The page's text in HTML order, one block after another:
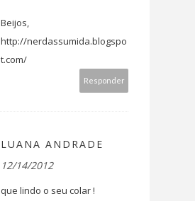
Beijos,
http://nerdassumida.blogspo
t.com/
Responder
LUANA ANDRADE
12/14/2012
que lindo o seu colar !